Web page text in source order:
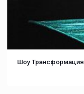
Шоу Трансформация